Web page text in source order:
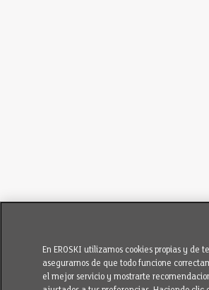
En EROSKI utilizamos cookies propias y de
asegurarnos de que todo funcione
el mejor servicio y mostrarte